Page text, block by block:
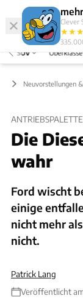
Clever
★★★
SUV Oberklasse
Neuvorstellungen
Die
wahr
Ford wischt
einige
nicht mehr
nicht.
Patrick Lang
Veröffentlicht am